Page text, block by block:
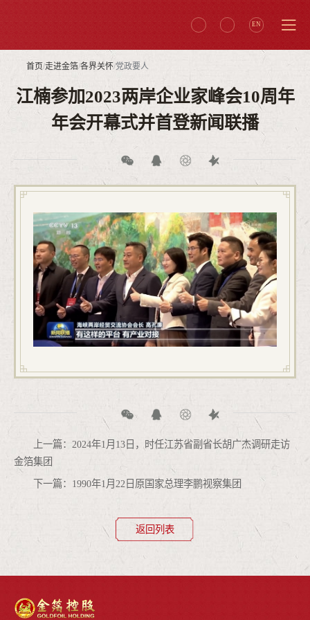
EN
首页/走进金箔/各界关怀/党政要人
江楠参加2023两岸企业家峰会10周年
年会开幕式并首登新闻联播
上一篇：2024年1月13日，时任江苏省副省长胡广杰调研走访
金箔集团
下一篇：1990年1月22日原国家总理李鹏视察集团
返回列表